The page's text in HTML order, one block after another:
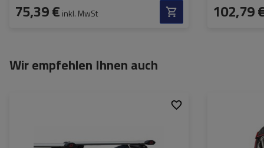
75,39 € inkl. MwSt 102,79
Wir empfehlen Ihnen auch